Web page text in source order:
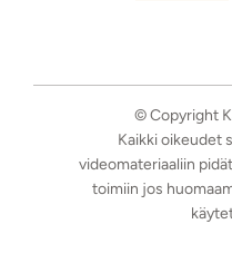
© Copyright
Kaikki oikeudet
videomateriaaliin
toimiin jos